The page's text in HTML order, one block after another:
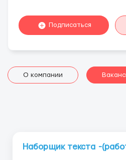
Подписаться
О компании
Наборщик текста -